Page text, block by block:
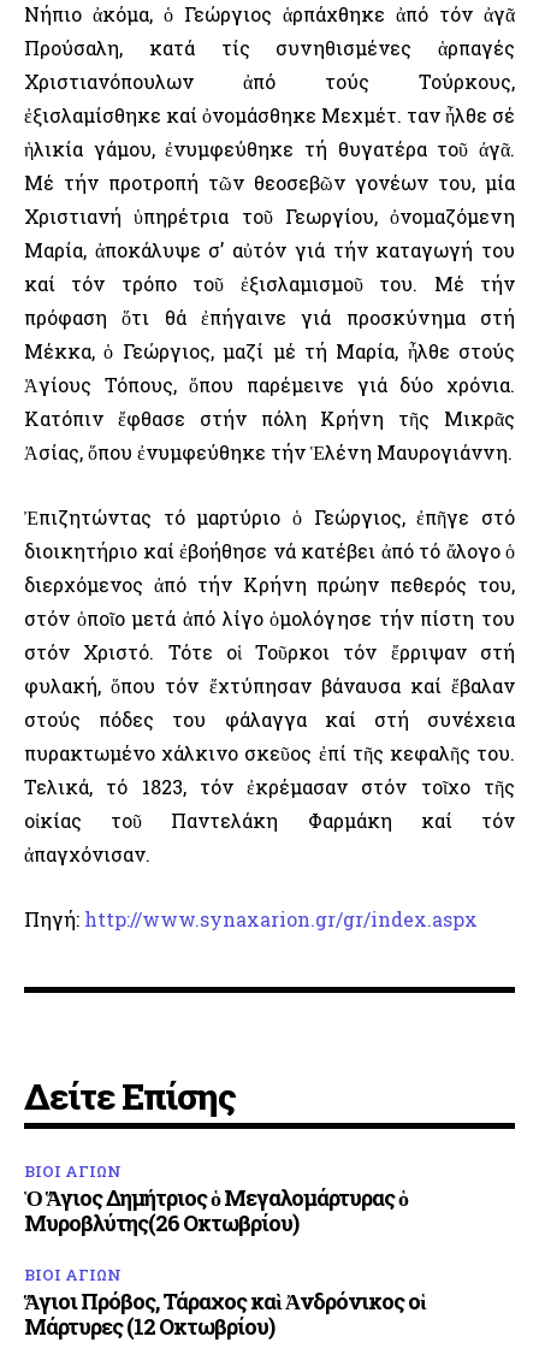
Νήπιο ἀκόμα, ὁ Γεώργιος ἁρπάχθηκε ἀπό τόν ἀγᾶ
Προύσαλη, κατά τίς συνηθισμένες ἁρπαγές
Χριστιανόπουλων ἀπό τούς Τούρκους,
ἐξισλαμίσθηκε καί ὀνομάσθηκε Μεχμέτ. Ὅταν ἦλθε σέ
ἡλικία γάμου, ἐνυμφεύθηκε τή θυγατέρα τοῦ ἀγᾶ.
Μέ τήν προτροπή τῶν θεοσεβῶν γονέων του, μία
Χριστιανή ὑπηρέτρια τοῦ Γεωργίου, ὀνομαζόμενη
Μαρία, ἀποκάλυψε σ’ αὐτόν γιά τήν καταγωγή του
καί τόν τρόπο τοῦ ἐξισλαμισμοῦ του. Μέ τήν
πρόφαση ὅτι θά ἐπήγαινε γιά προσκύνημα στή
Μέκκα, ὁ Γεώργιος, μαζί μέ τή Μαρία, ἦλθε στούς
Ἁγίους Τόπους, ὅπου παρέμεινε γιά δύο χρόνια.
Κατόπιν ἔφθασε στήν πόλη Κρήνη τῆς Μικρᾶς
Ἀσίας, ὅπου ἐνυμφεύθηκε τήν Ἑλένη Μαυρογιάννη.
Ἐπιζητώντας τό μαρτύριο ὁ Γεώργιος, ἐπῆγε στό
διοικητήριο καί ἐβοήθησε νά κατέβει ἀπό τό ἄλογο ὁ
διερχόμενος ἀπό τήν Κρήνη πρώην πεθερός του,
στόν ὁποῖο μετά ἀπό λίγο ὁμολόγησε τήν πίστη του
στόν Χριστό. Τότε οἱ Τοῦρκοι τόν ἔρριψαν στή
φυλακή, ὅπου τόν ἔχτύπησαν βάναυσα καί ἔβαλαν
στούς πόδες του φάλαγγα καί στή συνέχεια
πυρακτωμένο χάλκινο σκεῦος ἐπί τῆς κεφαλῆς του.
Τελικά, τό 1823, τόν ἐκρέμασαν στόν τοῖχο τῆς
οἰκίας τοῦ Παντελάκη Φαρμάκη καί τόν
ἀπαγχόνισαν.
Πηγή: http://www.synaxarion.gr/gr/index.aspx
Δείτε Επίσης
ΒΙΟΙ ΑΓΙΩΝ
Ὁ Ἅγιος Δημήτριος ὁ Μεγαλομάρτυρας ὁ
Μυροβλύτης(26 Οκτωβρίου)
ΒΙΟΙ ΑΓΙΩΝ
Ἅγιοι Πρόβος, Τάραχος καὶ Ἀνδρόνικος οἱ
Μάρτυρες (12 Οκτωβρίου)